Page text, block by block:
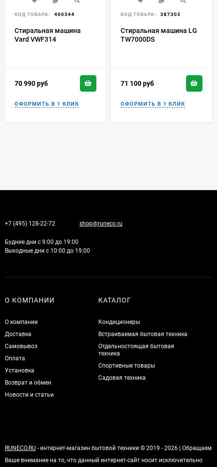
КОД ТОВАРА: 460344
Стиральная машина
Vard VWF314
70 990руб
КОД ТОВАРА: 387303
Стиральная машина LG
TW7000DS
71 100руб
+7 (495) 128-22-72 shop@runeco.ru
Будние дни с 9:00 до 19:00
Выходные дни с 10:00 до 19:00
О КОМПАНИИ
О компании
Доставка
Самовывоз
Оплата
Установка
Возврат и обмен
Новости и статьи
КАТАЛОГ
Кондиционеры
Встраиваемая бытовая техника
Отдельностоящая бытовая
техника
Спортивные товары
Садовая техника
RUNECO.RU - интернет-магазин бытовой техники © 2019 - 2026 | Обращаем
Ваше внимание на то, что данный интернет-сайт носит исключительно